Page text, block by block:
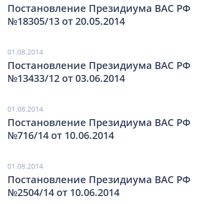
Постановление Президиума ВАС РФ
№18305/13 от 20.05.2014
01.08.2014
Постановление Президиума ВАС РФ
№13433/12 от 03.06.2014
01.08.2014
Постановление Президиума ВАС РФ
№716/14 от 10.06.2014
01.08.2014
Постановление Президиума ВАС РФ
№2504/14 от 10.06.2014